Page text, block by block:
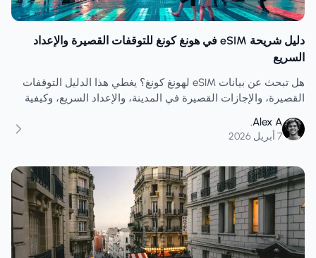
دليل شريحة eSIM في هونغ كونغ للتوقفات القصيرة والإعداد
السريع
هل تبحث عن بيانات eSIM لهونغ كونغ؟ يغطي هذا الدليل التوقفات
القصيرة، والإجازات القصيرة في المدينة، والإعداد السريع، وكيفية
Alex A.
7 أبريل 2026